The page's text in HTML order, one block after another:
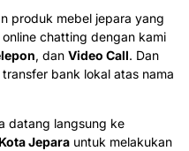
produk mebel jepara yang
chatting dengan kami
, dan Video Call. Dan
bank lokal atas nama
datang langsung ke
Kota Jepara untuk melakukan